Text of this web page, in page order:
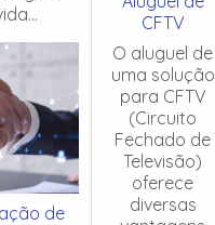
de
CFTV
O aluguel de
uma solução
para CFTV
(Circuito
Fechado de
Televisão)
oferece
diversas